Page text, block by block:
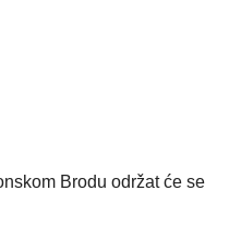
Brodu održat će se